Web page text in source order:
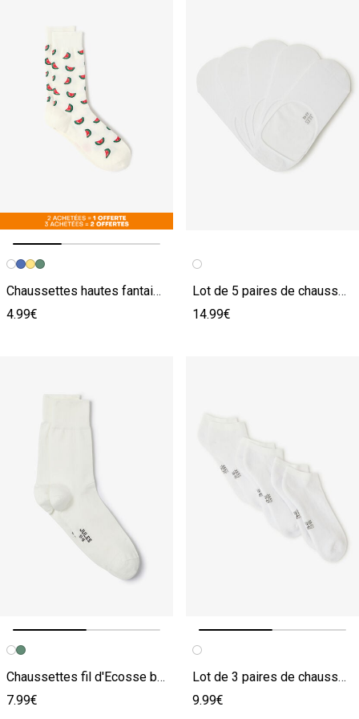
Image précédente
Image suivante
Chaussettes hautes fantaisies blanc
4.99€
Lot de 5 paires de chaussettes invisibles blanc
14.99€
Image précédente
Image suivante
Chaussettes fil d'Ecosse blanc
7.99€
Image précédente
Image suivante
Lot de 3 paires de chaussettes unies basses blanc
9.99€